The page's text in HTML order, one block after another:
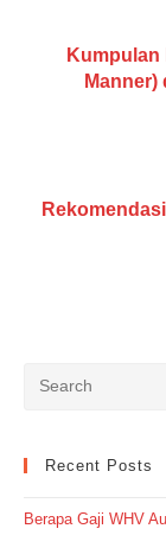
Kumpulan
Recent Posts
Berapa Gaji WHV